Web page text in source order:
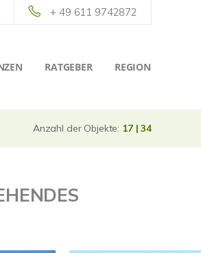
+ 49 611 9742872
RATGEBER REGION
Anzahl der Objekte: 17 | 34